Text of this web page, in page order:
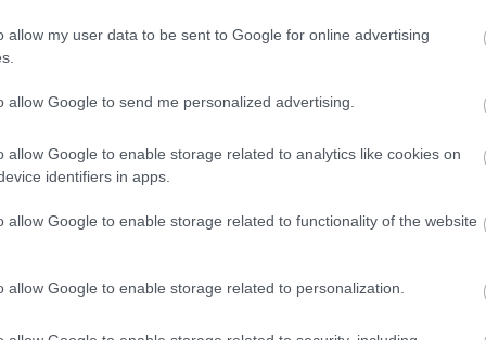
allow my user data to be sent to Google for online advertising
allow Google to send me personalized advertising.
allow Google to enable storage related to analytics like cookies on
identifiers in apps.
allow Google to enable storage related to functionality of the website
allow Google to enable storage related to personalization.
lépéseként a megújult épületekben olyan
az oktatási és kutatási tevékenység
Hozzátette, a megkezdett fejlesztések